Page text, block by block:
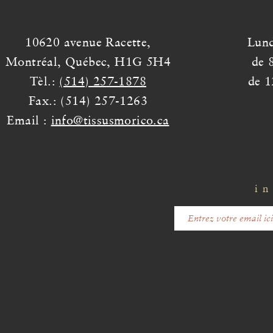
10620 avenue Racette,
Montréal, Québec, H1G 5H4
Tèl.: (514) 257-1878
Fax.: (514) 257-1263
Email : info@tissusmorico.ca
de
de